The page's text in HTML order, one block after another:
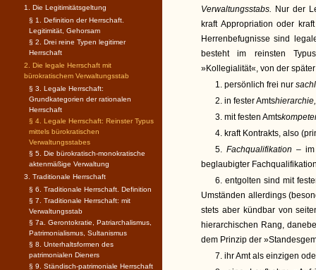
Verwaltungsstabs. Nur der
kraft Appropriation oder
Herrenbefugnisse sind
besteht im reinsten
»Kollegialität«, von der
1. persönlich frei nur
2. in fester Amtshierarchie,
3. mit festen Amts
4. kraft Kontrakts, also
5. Fachqualifikation –
beglaubigter
6. entgolten sind mit
Umständen allerdings
stets aber kündbar von
hierarchischen Rang,
dem Prinzip der
7. ihr Amt als einzigen
1. Die Legitimitätsgeltung
§ 1. Definition der Herrschaft.
Legitimität, Gehorsam
§ 2. Drei reine Typen legitimer
Herrschaft
2. Die legale Herrschaft mit
bürokratischem Verwaltungsstab
§ 3. Legale Herrschaft:
Grundkategorien der rationalen
Herrschaft
§ 4. Legale Herrschaft: Reinster Typus
mittels bürokratischen
Verwaltungsstabes
§ 5. Die bürokratisch-monokratische
aktenmäßige Verwaltung
3. Traditionale Herrschaft
§ 6. Traditionale Herrschaft. Definition
§ 7. Traditionale Herrschaft: mit
Verwaltungsstab
§ 7a. Gerontokratie, Patriarchalismus,
Patrimonialismus, Sultanismus
§ 8. Unterhaltsformen des
patrimonialen Dieners
§ 9. Ständisch-patrimoniale Herrschaft